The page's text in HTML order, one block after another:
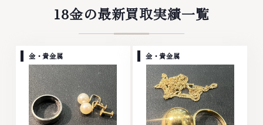
ており、他店ではお値段の付かな
かったお品物でも、一点一点丁寧
959-764営業時間: 10:00～
19:00定休日: 年中無休
計、多くのお品物の高価買取りを
実現しており、他店ではお値段の
軽にご連絡ください。TEL:
0120-959-764営業時間: 10:00
～19:00定休日: 年中無休
18金の最新買取実績一覧
金・貴金属 金・貴金属